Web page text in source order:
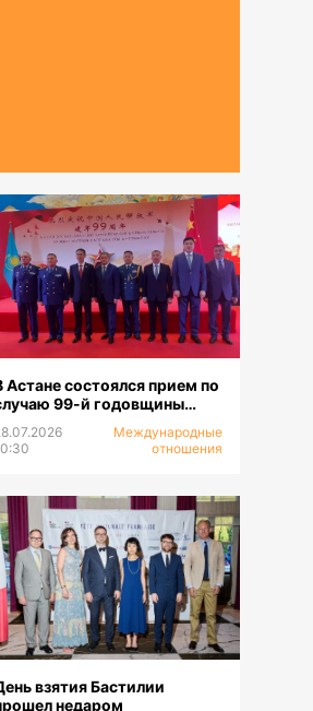
Астане состоялся прием по
99-й годовщины
Международные
отношения
взятия Бастилии
недаром